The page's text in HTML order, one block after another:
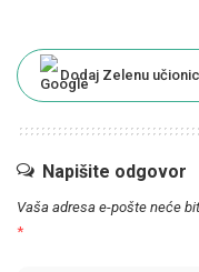
Dodaj Zelenu
Napišite odgovor
Vaša adresa e-pošte neće
*